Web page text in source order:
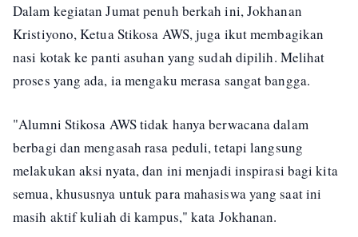
Dalam kegiatan Jumat penuh berkah ini, Jokhanan
Kristiyono, Ketua Stikosa AWS, juga ikut membagikan
nasi kotak ke panti asuhan yang sudah dipilih. Melihat
proses yang ada, ia mengaku merasa sangat bangga.
"Alumni Stikosa AWS tidak hanya berwacana dalam
berbagi dan mengasah rasa peduli, tetapi langsung
melakukan aksi nyata, dan ini menjadi inspirasi bagi kita
semua, khususnya untuk para mahasiswa yang saat ini
masih aktif kuliah di kampus," kata Jokhanan.